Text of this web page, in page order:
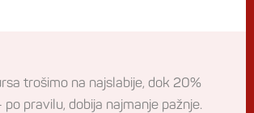
trošimo na najslabije, dok 20%
po pravilu, dobija najmanje pažnje.